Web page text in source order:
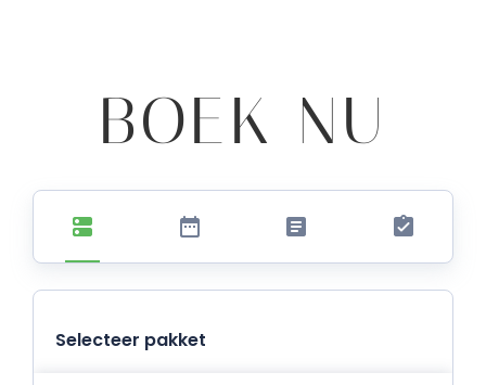
BOEK NU
Selecteer pakket